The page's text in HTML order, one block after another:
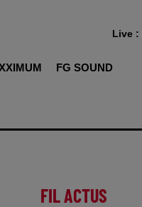
FG SOUND
Live :
FIL ACTUS